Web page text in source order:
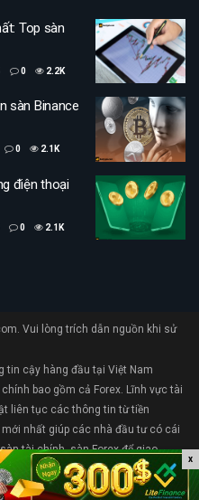
Top sàn
0 2.2K
sàn Binance
0 2.1K
điện thoại
0 2.1K
Vui lòng trích dẫn nguồn khi sử
tin cậy hàng đầu tại Việt Nam
bao gồm cả Forex. Lĩnh vực tài
liên tục các thông tin từ tiền
nhất giúp các nhà đầu tư có cái
tài chính, sàn Forex để giao
chúng tôi tại
x